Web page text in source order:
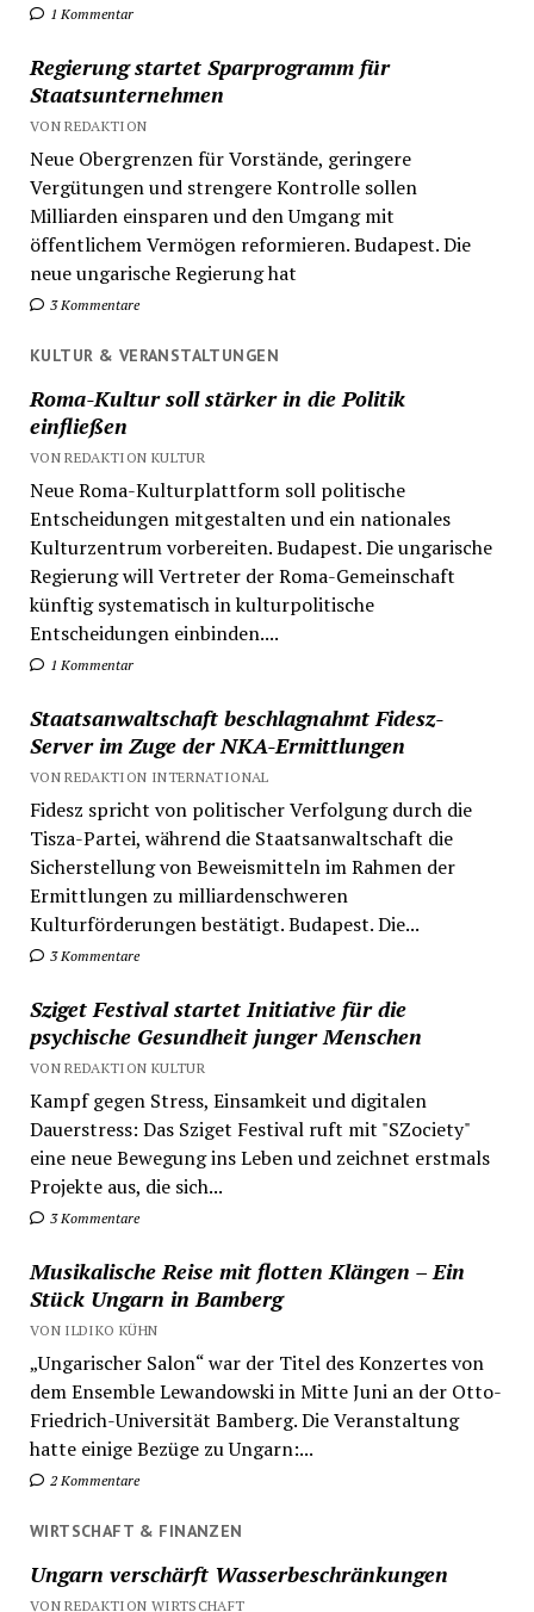
1 Kommentar
Regierung startet Sparprogramm für
Staatsunternehmen
VON REDAKTION
Neue Obergrenzen für Vorstände, geringere
Vergütungen und strengere Kontrolle sollen
Milliarden einsparen und den Umgang mit
öffentlichem Vermögen reformieren. Budapest. Die
neue ungarische Regierung hat
3 Kommentare
KULTUR & VERANSTALTUNGEN
Roma-Kultur soll stärker in die Politik
einfließen
VON REDAKTION KULTUR
Neue Roma-Kulturplattform soll politische
Entscheidungen mitgestalten und ein nationales
Kulturzentrum vorbereiten. Budapest. Die ungarische
Regierung will Vertreter der Roma-Gemeinschaft
künftig systematisch in kulturpolitische
Entscheidungen einbinden....
1 Kommentar
Staatsanwaltschaft beschlagnahmt Fidesz-
Server im Zuge der NKA-Ermittlungen
VON REDAKTION INTERNATIONAL
Fidesz spricht von politischer Verfolgung durch die
Tisza-Partei, während die Staatsanwaltschaft die
Sicherstellung von Beweismitteln im Rahmen der
Ermittlungen zu milliardenschweren
Kulturförderungen bestätigt. Budapest. Die...
3 Kommentare
Sziget Festival startet Initiative für die
psychische Gesundheit junger Menschen
VON REDAKTION KULTUR
Kampf gegen Stress, Einsamkeit und digitalen
Dauerstress: Das Sziget Festival ruft mit "SZociety"
eine neue Bewegung ins Leben und zeichnet erstmals
Projekte aus, die sich...
3 Kommentare
Musikalische Reise mit flotten Klängen – Ein
Stück Ungarn in Bamberg
VON ILDIKO KÜHN
„Ungarischer Salon“ war der Titel des Konzertes von
dem Ensemble Lewandowski in Mitte Juni an der Otto-
Friedrich-Universität Bamberg. Die Veranstaltung
hatte einige Bezüge zu Ungarn:...
2 Kommentare
WIRTSCHAFT & FINANZEN
Ungarn verschärft Wasserbeschränkungen
VON REDAKTION WIRTSCHAFT